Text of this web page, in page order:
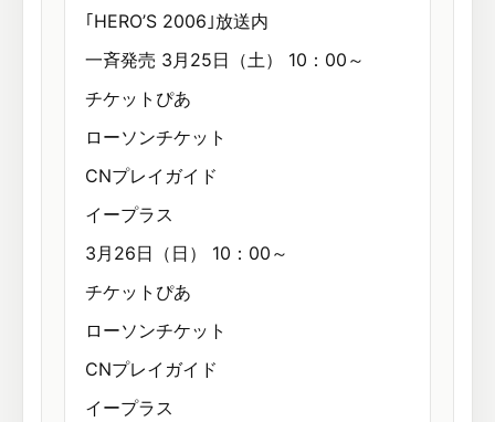
｢HERO’S 2006｣放送内
一斉発売 3月25日（土） 10：00～
チケットぴあ
ローソンチケット
CNプレイガイド
イープラス
3月26日（日） 10：00～
チケットぴあ
ローソンチケット
CNプレイガイド
イープラス